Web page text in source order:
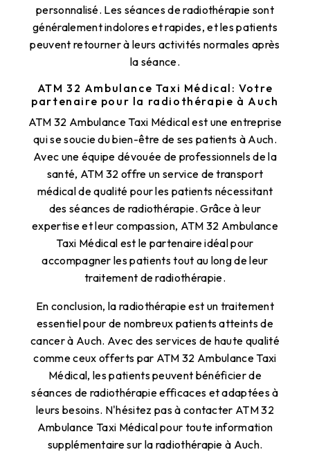
personnalisé. Les séances de radiothérapie sont
généralement indolores et rapides, et les patients
peuvent retourner à leurs activités normales après
la séance.
ATM 32 Ambulance Taxi Médical: Votre
partenaire pour la radiothérapie à Auch
ATM 32 Ambulance Taxi Médical est une entreprise
qui se soucie du bien-être de ses patients à Auch.
Avec une équipe dévouée de professionnels de la
santé, ATM 32 offre un service de transport
médical de qualité pour les patients nécessitant
des séances de radiothérapie. Grâce à leur
expertise et leur compassion, ATM 32 Ambulance
Taxi Médical est le partenaire idéal pour
accompagner les patients tout au long de leur
traitement de radiothérapie.
En conclusion, la radiothérapie est un traitement
essentiel pour de nombreux patients atteints de
cancer à Auch. Avec des services de haute qualité
comme ceux offerts par ATM 32 Ambulance Taxi
Médical, les patients peuvent bénéficier de
séances de radiothérapie efficaces et adaptées à
leurs besoins. N'hésitez pas à contacter ATM 32
Ambulance Taxi Médical pour toute information
supplémentaire sur la radiothérapie à Auch.